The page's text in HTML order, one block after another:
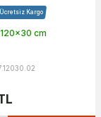
Ücretsiz Kargo
cm